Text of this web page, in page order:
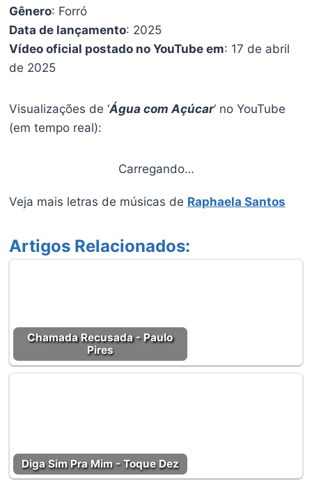
Gênero: Forró
Data de lançamento: 2025
Vídeo oficial postado no YouTube em: 17 de abril
de 2025
Visualizações de ‘Água com Açúcar‘ no YouTube
(em tempo real):
Carregando…
Veja mais letras de músicas de Raphaela Santos
Artigos Relacionados:
Chamada Recusada - Paulo
Pires
Diga Sim Pra Mim - Toque Dez